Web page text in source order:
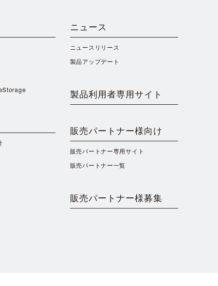
ニュース
ニュースリリース
製品アップデート
製品利用者専用サイト
販売パートナー様向け
販売パートナー専用サイト
販売パートナー一覧
販売パートナー様募集